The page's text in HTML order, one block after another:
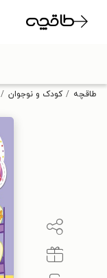
طاقچه کودک و نوجوان